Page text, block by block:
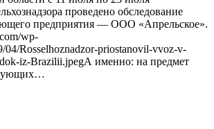
проведено обследование
предприятия — ООО «Апрельское».
wp-
04/Rosselhoznadzor-priostanovil-vvoz-v-
iz-Brazilii.jpegА именно: на предмет